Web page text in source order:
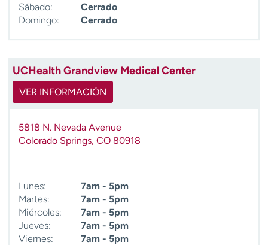
Sábado:
Cerrado
Domingo:
Cerrado
UCHealth Grandview Medical Center
VER INFORMACIÓN
5818 N. Nevada Avenue
Colorado Springs, CO 80918
Lunes:
7am - 5pm
Martes:
7am - 5pm
Miércoles:
7am - 5pm
Jueves:
7am - 5pm
Viernes:
7am - 5pm